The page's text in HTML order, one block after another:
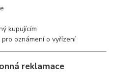
kupujícím
oznámení o vyřízení
reklamace